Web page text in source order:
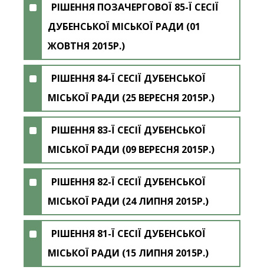
РІШЕННЯ ПОЗАЧЕРГОВОЇ 85-Ї СЕСІЇ
ДУБЕНСЬКОЇ МІСЬКОЇ РАДИ (01
ЖОВТНЯ 2015Р.)
РІШЕННЯ 84-Ї СЕСІЇ ДУБЕНСЬКОЇ
МІСЬКОЇ РАДИ (25 ВЕРЕСНЯ 2015Р.)
РІШЕННЯ 83-Ї СЕСІЇ ДУБЕНСЬКОЇ
МІСЬКОЇ РАДИ (09 ВЕРЕСНЯ 2015Р.)
РІШЕННЯ 82-Ї СЕСІЇ ДУБЕНСЬКОЇ
МІСЬКОЇ РАДИ (24 ЛИПНЯ 2015Р.)
РІШЕННЯ 81-Ї СЕСІЇ ДУБЕНСЬКОЇ
МІСЬКОЇ РАДИ (15 ЛИПНЯ 2015Р.)